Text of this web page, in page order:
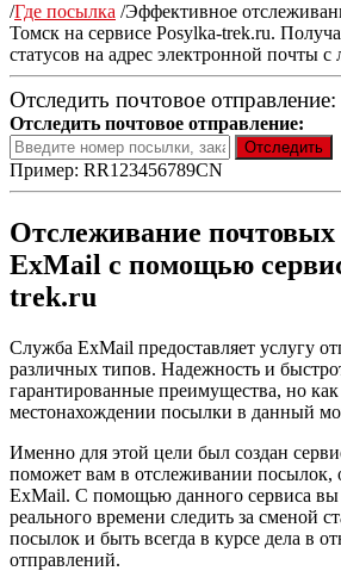
/Где посылка /Эффективное
Томск на сервисе Posylka-trek.ru.
статусов на адрес электронной почты с
Отследить почтовое отправление:
Отследить почтовое отправление:
Пример: RR123456789CN
Отслеживание
ExMail с помощью
trek.ru
Служба ExMail предоставляет услугу
различных типов. Надежность и
гарантированные преимущества, но как
местонахождении посылки в данный
Именно для этой цели был создан
поможет вам в отслеживании посылок,
ExMail. С помощью данного сервиса
реального времени следить за сменой
посылок и быть всегда в курсе дела в
отправлений.